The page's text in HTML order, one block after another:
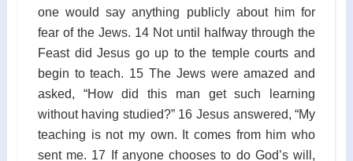
one would say anything publicly about him for
fear of the Jews. 14 Not until halfway through the
Feast did Jesus go up to the temple courts and
begin to teach. 15 The Jews were amazed and
asked, “How did this man get such learning
without having studied?” 16 Jesus answered, “My
teaching is not my own. It comes from him who
sent me. 17 If anyone chooses to do God’s will,